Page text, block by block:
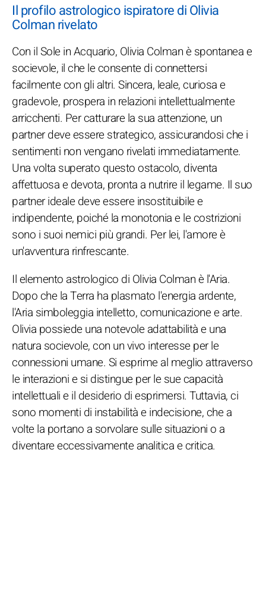
Il profilo astrologico ispiratore di Olivia
Colman rivelato
Con il Sole in Acquario, Olivia Colman è spontanea e
socievole, il che le consente di connettersi
facilmente con gli altri. Sincera, leale, curiosa e
gradevole, prospera in relazioni intellettualmente
arricchenti. Per catturare la sua attenzione, un
partner deve essere strategico, assicurandosi che i
sentimenti non vengano rivelati immediatamente.
Una volta superato questo ostacolo, diventa
affettuosa e devota, pronta a nutrire il legame. Il suo
partner ideale deve essere insostituibile e
indipendente, poiché la monotonia e le costrizioni
sono i suoi nemici più grandi. Per lei, l'amore è
un'avventura rinfrescante.
Il elemento astrologico di Olivia Colman è l'Aria.
Dopo che la Terra ha plasmato l'energia ardente,
l'Aria simboleggia intelletto, comunicazione e arte.
Olivia possiede una notevole adattabilità e una
natura socievole, con un vivo interesse per le
connessioni umane. Si esprime al meglio attraverso
le interazioni e si distingue per le sue capacità
intellettuali e il desiderio di esprimersi. Tuttavia, ci
sono momenti di instabilità e indecisione, che a
volte la portano a sorvolare sulle situazioni o a
diventare eccessivamente analitica e critica.